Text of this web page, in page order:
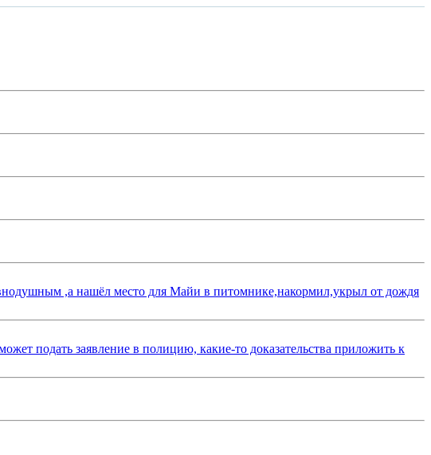
,а нашёл место для Майи в питомнике,накормил,укрыл от дождя
подать заявление в полицию, какие-то доказательства приложить к